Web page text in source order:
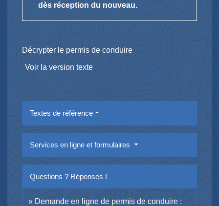
dès réception du nouveau.
Décrypter le permis de conduire
Voir la version texte
Textes de référence
Services en ligne et formulaires
Questions ? Réponses !
Demande en ligne de permis de conduire :